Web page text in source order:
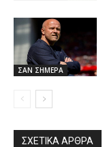
ΣΑΝ ΣΗΜΕΡΑ
ΣΧΕΤΙΚΆ ΆΡΘΡΑ